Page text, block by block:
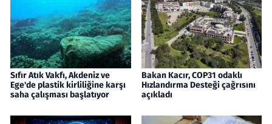
Sıfır Atık Vakfı, Akdeniz ve
Ege'de plastik kirliliğine karşı
saha çalışması başlatıyor
Bakan Kacır, COP31 odaklı
Hızlandırma Desteği çağrısını
açıkladı